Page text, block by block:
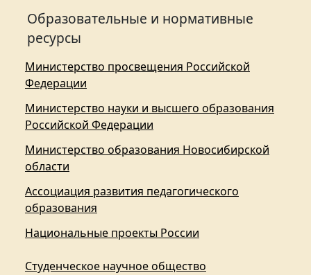
Образовательные и нормативные
ресурсы
Министерство просвещения Российской
Федерации
Министерство науки и высшего образования
Российской Федерации
Министерство образования Новосибирской
области
Ассоциация развития педагогического
образования
Национальные проекты России
Студенческое научное общество